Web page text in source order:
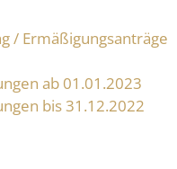
/ Ermäßigungsanträge
ab 01.01.2023
bis 31.12.2022